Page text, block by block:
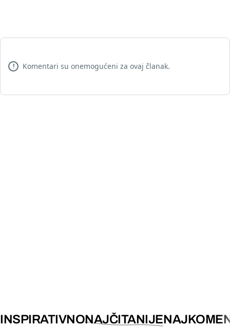
! Komentari su onemogućeni za ovaj članak.
INSPIRATIVNONAJČITANIJE